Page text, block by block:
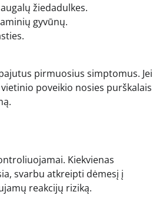
žiedadulkes.
gyvūnų.
pirmuosius simptomus. Jei
poveikio nosies purškalais
Kiekvienas
svarbu atkreipti dėmesį į
reakcijų riziką.